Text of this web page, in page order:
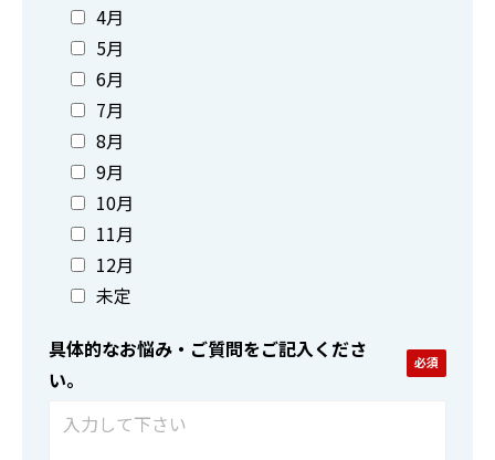
4月
5月
6月
7月
8月
9月
10月
11月
12月
未定
具体的なお悩み・ご質問をご記入くださ
い。